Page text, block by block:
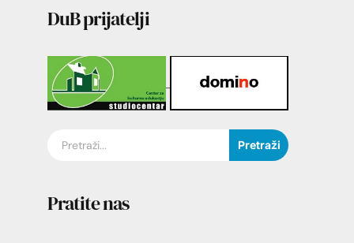
DuB prijatelji
Pretraži
Pratite nas